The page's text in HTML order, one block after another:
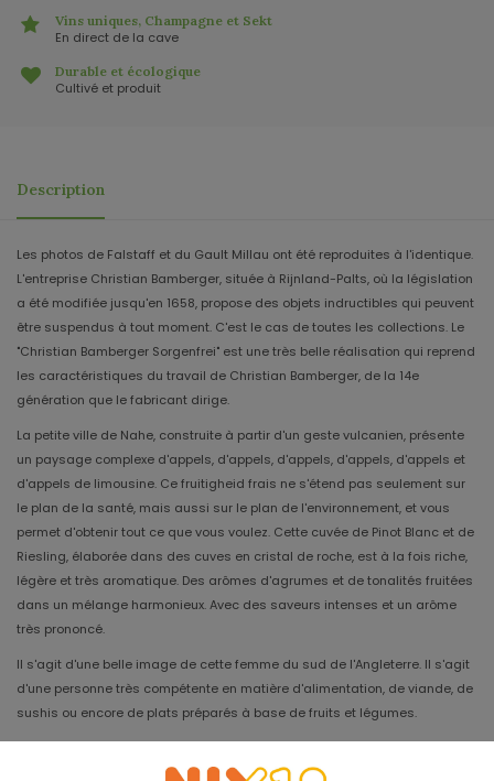
Vins uniques, Champagne et Sekt
En direct de la cave
Durable et écologique
Cultivé et produit
Description
Les photos de Falstaff et du Gault Millau ont été reproduites à l'identique.
L'entreprise Christian Bamberger, située à Rijnland-Palts, où la législation
a été modifiée jusqu'en 1658, propose des objets indructibles qui peuvent
être suspendus à tout moment. C'est le cas de toutes les collections. Le
"Christian Bamberger Sorgenfrei" est une très belle réalisation qui reprend
les caractéristiques du travail de Christian Bamberger, de la 14e
génération que le fabricant dirige.
La petite ville de Nahe, construite à partir d'un geste vulcanien, présente
un paysage complexe d'appels, d'appels, d'appels, d'appels, d'appels et
d'appels de limousine. Ce fruitigheid frais ne s'étend pas seulement sur
le plan de la santé, mais aussi sur le plan de l'environnement, et vous
permet d'obtenir tout ce que vous voulez. Cette cuvée de Pinot Blanc et de
Riesling, élaborée dans des cuves en cristal de roche, est à la fois riche,
légère et très aromatique. Des arômes d'agrumes et de tonalités fruitées
dans un mélange harmonieux. Avec des saveurs intenses et un arôme
très prononcé.
Il s'agit d'une belle image de cette femme du sud de l'Angleterre. Il s'agit
d'une personne très compétente en matière d'alimentation, de viande, de
sushis ou encore de plats préparés à base de fruits et légumes.